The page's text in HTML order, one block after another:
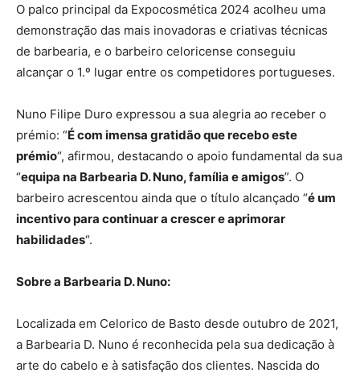
O palco principal da Expocosmética 2024 acolheu uma
demonstração das mais inovadoras e criativas técnicas
de barbearia, e o barbeiro celoricense conseguiu
alcançar o 1.º lugar entre os competidores portugueses.
Nuno Filipe Duro expressou a sua alegria ao receber o
prémio: “É com imensa gratidão que recebo este
prémio“, afirmou, destacando o apoio fundamental da sua
“equipa na Barbearia D. Nuno, família e amigos”. O
barbeiro acrescentou ainda que o título alcançado “é um
incentivo para continuar a crescer e aprimorar
habilidades“.
Sobre a Barbearia D. Nuno:
Localizada em Celorico de Basto desde outubro de 2021,
a Barbearia D. Nuno é reconhecida pela sua dedicação à
arte do cabelo e à satisfação dos clientes. Nascida do